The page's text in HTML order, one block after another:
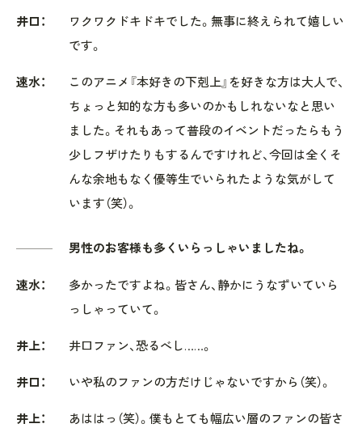
井口：
ワクワクドキドキでした。無事に終えられて嬉しい
です。
速水：
このアニメ『本好きの下剋上』を好きな方は大人で、
ちょっと知的な方も多いのかもしれないなと思い
ました。それもあって普段のイベントだったらもう
少しフザけたりもするんですけれど、今回は全くそ
んな余地もなく優等生でいられたような気がして
います（笑）。
男性のお客様も多くいらっしゃいましたね。
速水：
多かったですよね。皆さん、静かにうなずいていら
っしゃっていて。
井上： 井口ファン、恐るべし……。
井口： いや私のファンの方だけじゃないですから（笑）。
井上：
あははっ（笑）。僕もとても幅広い層のファンの皆さ